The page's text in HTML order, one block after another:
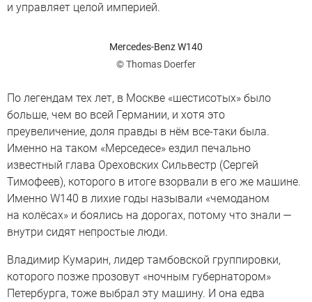
и управляет целой империей.
Mercedes-Benz W140
© Thomas Doerfer
По легендам тех лет, в Москве «шестисотых» было
больше, чем во всей Германии, и хотя это
преувеличение, доля правды в нём все-таки была.
Именно на таком «Мерседесе» ездил печально
известный глава Ореховских Сильвестр (Сергей
Тимофеев), которого в итоге взорвали в его же машине.
Именно W140 в лихие годы называли «чемоданом
на колёсах» и боялись на дорогах, потому что знали —
внутри сидят непростые люди.
Владимир Кумарин, лидер тамбовской группировки,
которого позже прозовут «ночным губернатором»
Петербурга, тоже выбрал эту машину. И она едва